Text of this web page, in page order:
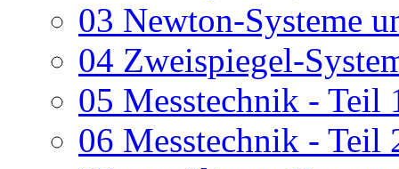
03 Newton-Systeme
04 Zweispiegel-
05 Messtechnik - Teil
06 Messtechnik - Teil